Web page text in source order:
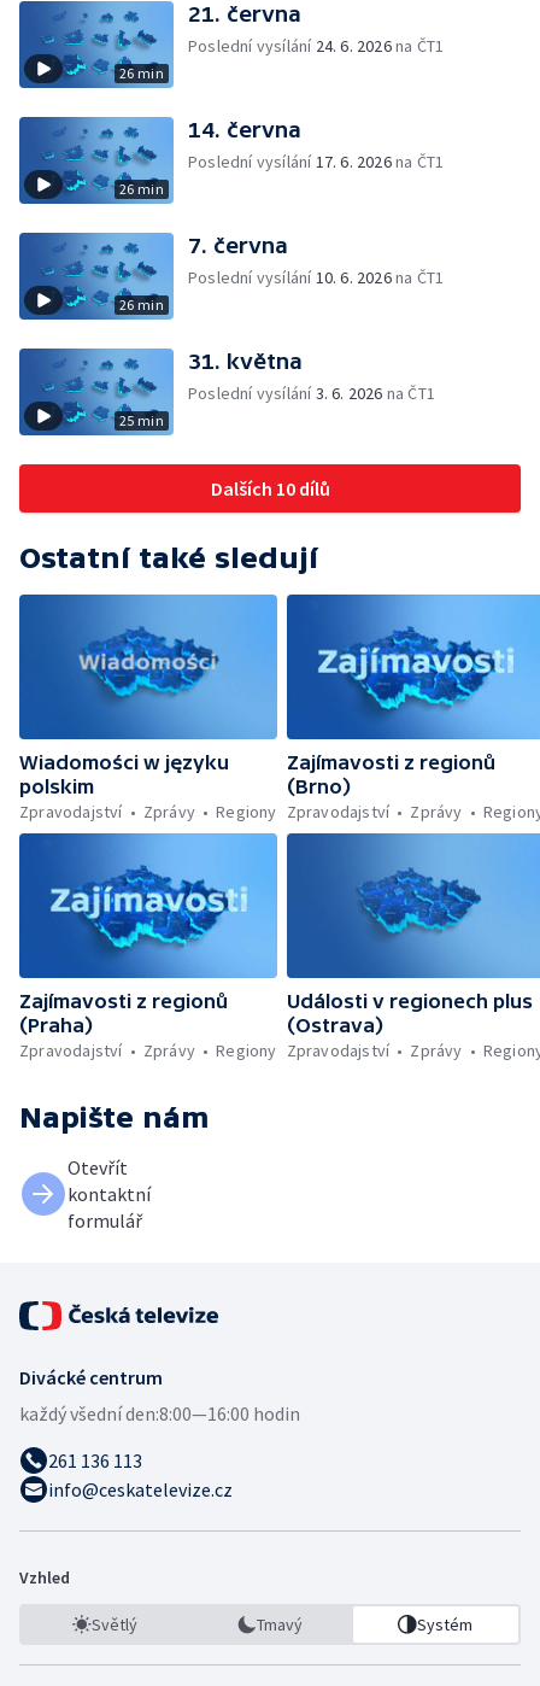
26 min
21. června
Poslední vysílání 24. 6. 2026na ČT1
26 min
14. června
Poslední vysílání17. 6. 2026na ČT1
26 min
7. června
Poslední vysílání10. 6. 2026na ČT1
25 min
31. května
Poslední vysílání3. 6. 2026 na ČT1
Dalších 10 dílů
Ostatní také sledují
Wiadomości w języku
polskim
Zpravodajství
Zprávy Regiony
Zajímavosti z regionů
(Brno)
Zpravodajství
Zprávy
Zajímavosti z regionů
(Praha)
Zpravodajství
Zprávy Regiony
Události v regionech plus
(Ostrava)
Zpravodajství
Zprávy
Napište nám
Otevřít
kontaktní
formulář
Divácké centrum
každý všední den:8:00—16:00 hodin
261 136 113
info@ceskatelevize.cz
Vzhled
Světlý Tmavý Systém